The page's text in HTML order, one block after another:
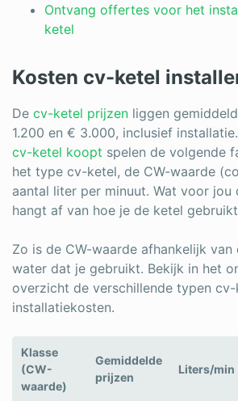
Ontvang offertes voor het
ketel
Kosten cv-ketel
De cv-ketel prijzen liggen
1.200 en € 3.000, inclusief
cv-ketel koopt spelen de volgende
het type cv-ketel, de CW-waarde
aantal liter per minuut. Wat voor jou
hangt af van hoe je de ketel
Zo is de CW-waarde afhankelijk van
water dat je gebruikt. Bekijk in het
overzicht de verschillende typen
installatiekosten.
Klasse
(CW-
waarde)
Gemiddelde
prijzen
Liters/min